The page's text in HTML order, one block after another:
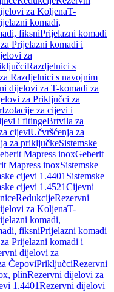
za KoljenaT-
komadi,
fiksniPrijelazni komadi
Prijelazni komadi i
za
Razdjelnici s
Razdjelnici s navojnim
dijelovi za T-komadi za
za Priključci za
Izolacije za cijevi i
i fitingeBrtvila za
cijeviUčvršćenja za
za priključkeSistemske
Mapress inoxGeberit
Mapress inoxSistemske
cijevi 1.4401 Sistemske
cijevi 1.4521Cijevni
RedukcijeRezervni
za KoljenaT-
komadi,
fiksniPrijelazni komadi
Prijelazni komadi i
dijelovi za
ČepoviPriključciRezervni
plinRezervni dijelovi za
1.4401Rezervni dijelovi